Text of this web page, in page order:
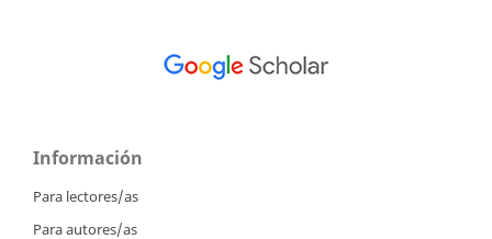
Información
Para lectores/as
Para autores/as